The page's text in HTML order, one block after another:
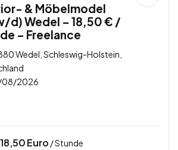
& Möbelmodel
d) Wedel – 18,50 € /
– Freelance
Wedel, Schleswig-Holstein,
2026
18,50Euro / Stunde